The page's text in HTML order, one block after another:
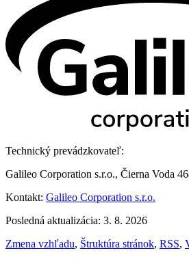
Technický prevádzkovateľ:
Galileo Corporation s.r.o., Čierna Voda
Kontakt: Galileo Corporation s.r.o.
Posledná aktualizácia: 3. 8. 2026
Zmena vzhľadu, Štruktúra stránok, RSS,